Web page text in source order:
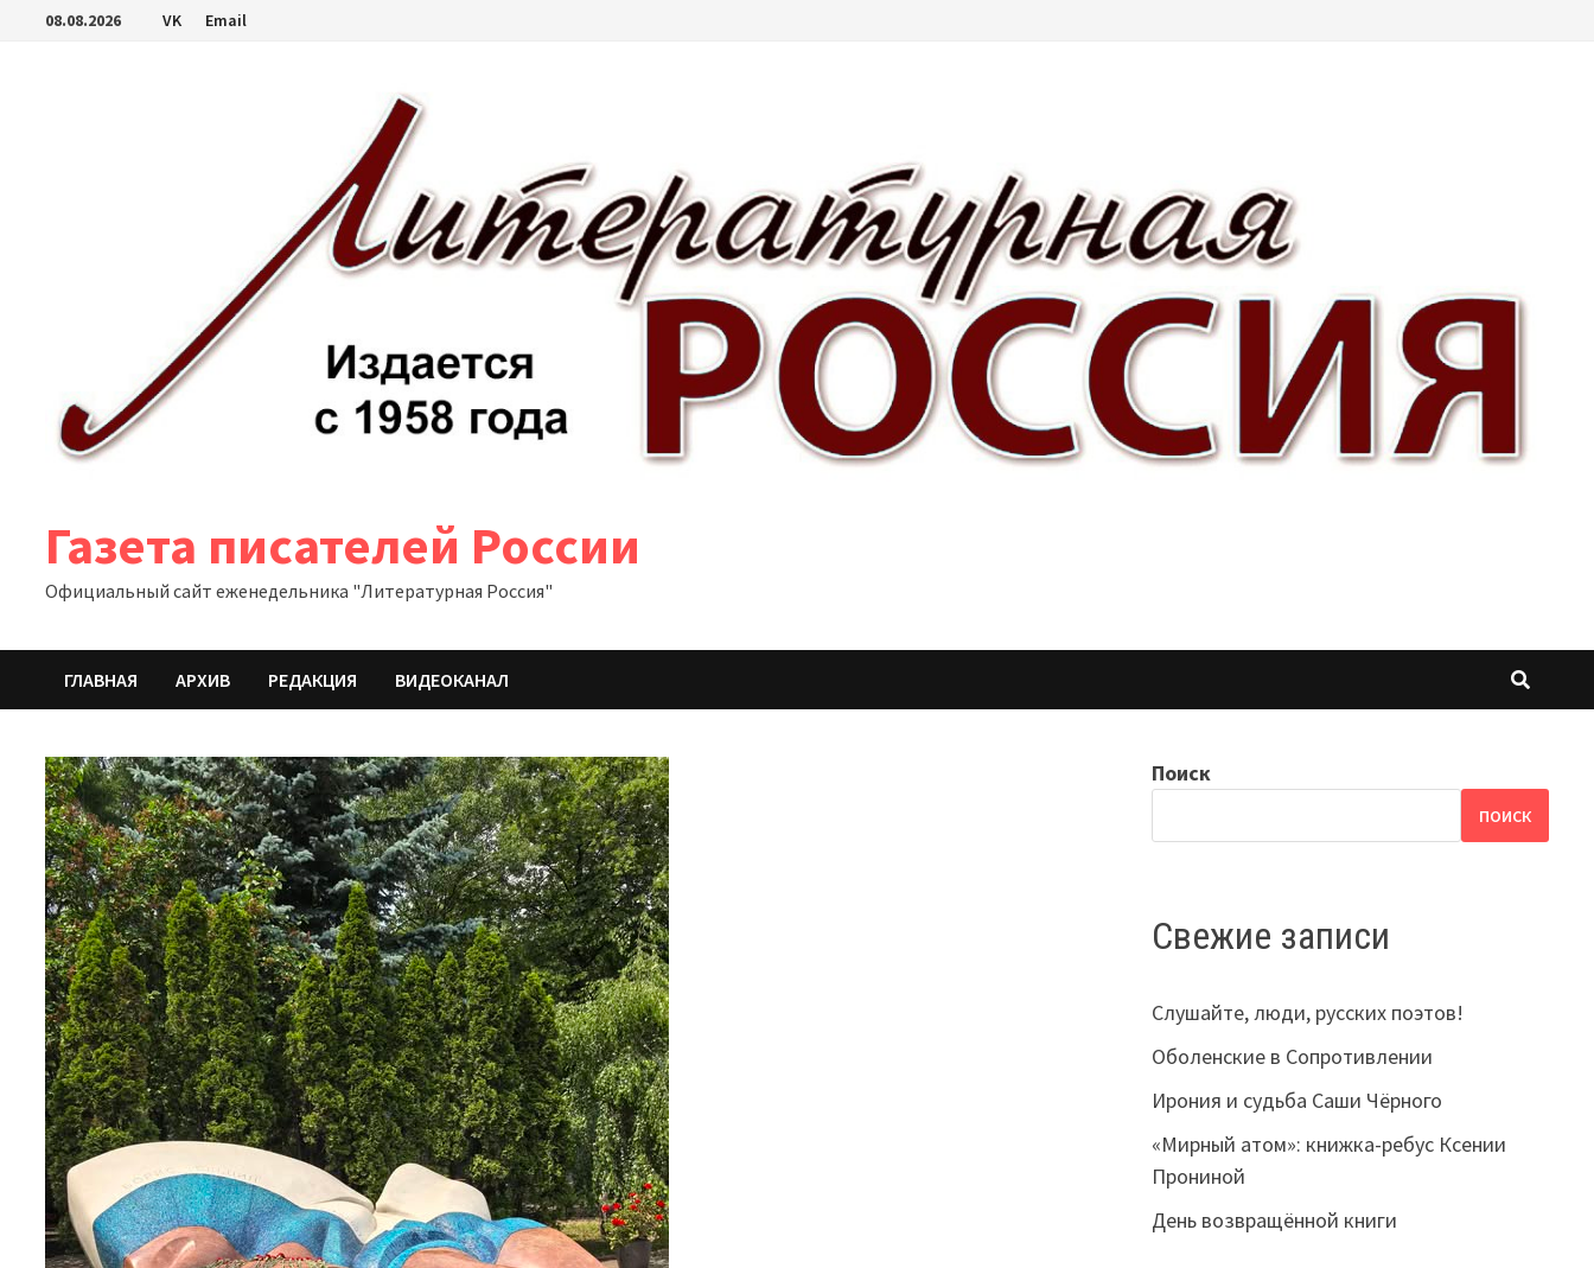
Перейти08.08.2026 VK Email
Газета писателей России
Официальный сайт еженедельника "Литературная Россия"
ГЛАВНАЯ АРХИВ РЕДАКЦИЯ ВИДЕОКАНАЛ
Поиск
ПОИСК
Свежие записи
Слушайте, люди, русских поэтов!
Оболенские в Сопротивлении
Ирония и судьба Саши Чёрного
«Мирный атом»: книжка-ребус Ксении
Прониной
День возвращённой книги